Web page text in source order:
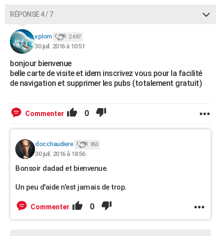
RÉPONSE 4 / 7
xplom 2 697
30 juil. 2016 à 10:51
bonjour bienvenue
belle carte de visite et idem inscrivez vous pour la facilité
de navigation et supprimer les pubs (totalement gratuit)
Commenter 0
docchaudiere 953
30 juil. 2016 à 18:56
Bonsoir dadad et bienvenue.
Un peu d'aide n'est jamais de trop.
Commenter 0